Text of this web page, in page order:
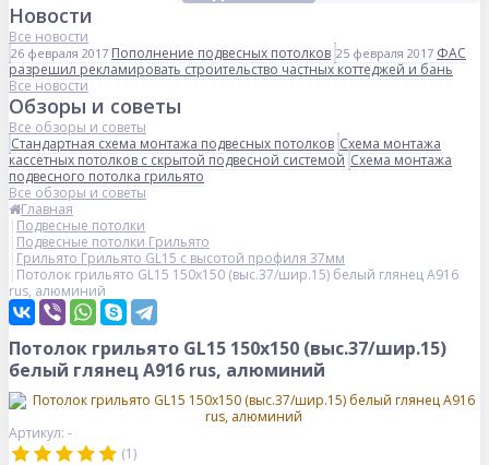
Новости
Все новости
26 февраля 2017 Пополнение подвесных потолков 25 февраля 2017 ФАС
разрешил рекламировать строительство частных коттеджей и бань
Все новости
Обзоры и советы
Все обзоры и советы
Стандартная схема монтажа подвесных потолков Схема монтажа
кассетных потолков с скрытой подвесной системой Схема монтажа
подвесного потолка грильято
Все обзоры и советы
Главная
Подвесные потолки
Подвесные потолки Грильято
Грильято Грильято GL15 с высотой профиля 37мм
Потолок грильято GL15 150х150 (выс.37/шир.15) белый глянец А916
rus, алюминий
Потолок грильято GL15 150х150 (выс.37/шир.15)
белый глянец А916 rus, алюминий
Артикул: -
(1)